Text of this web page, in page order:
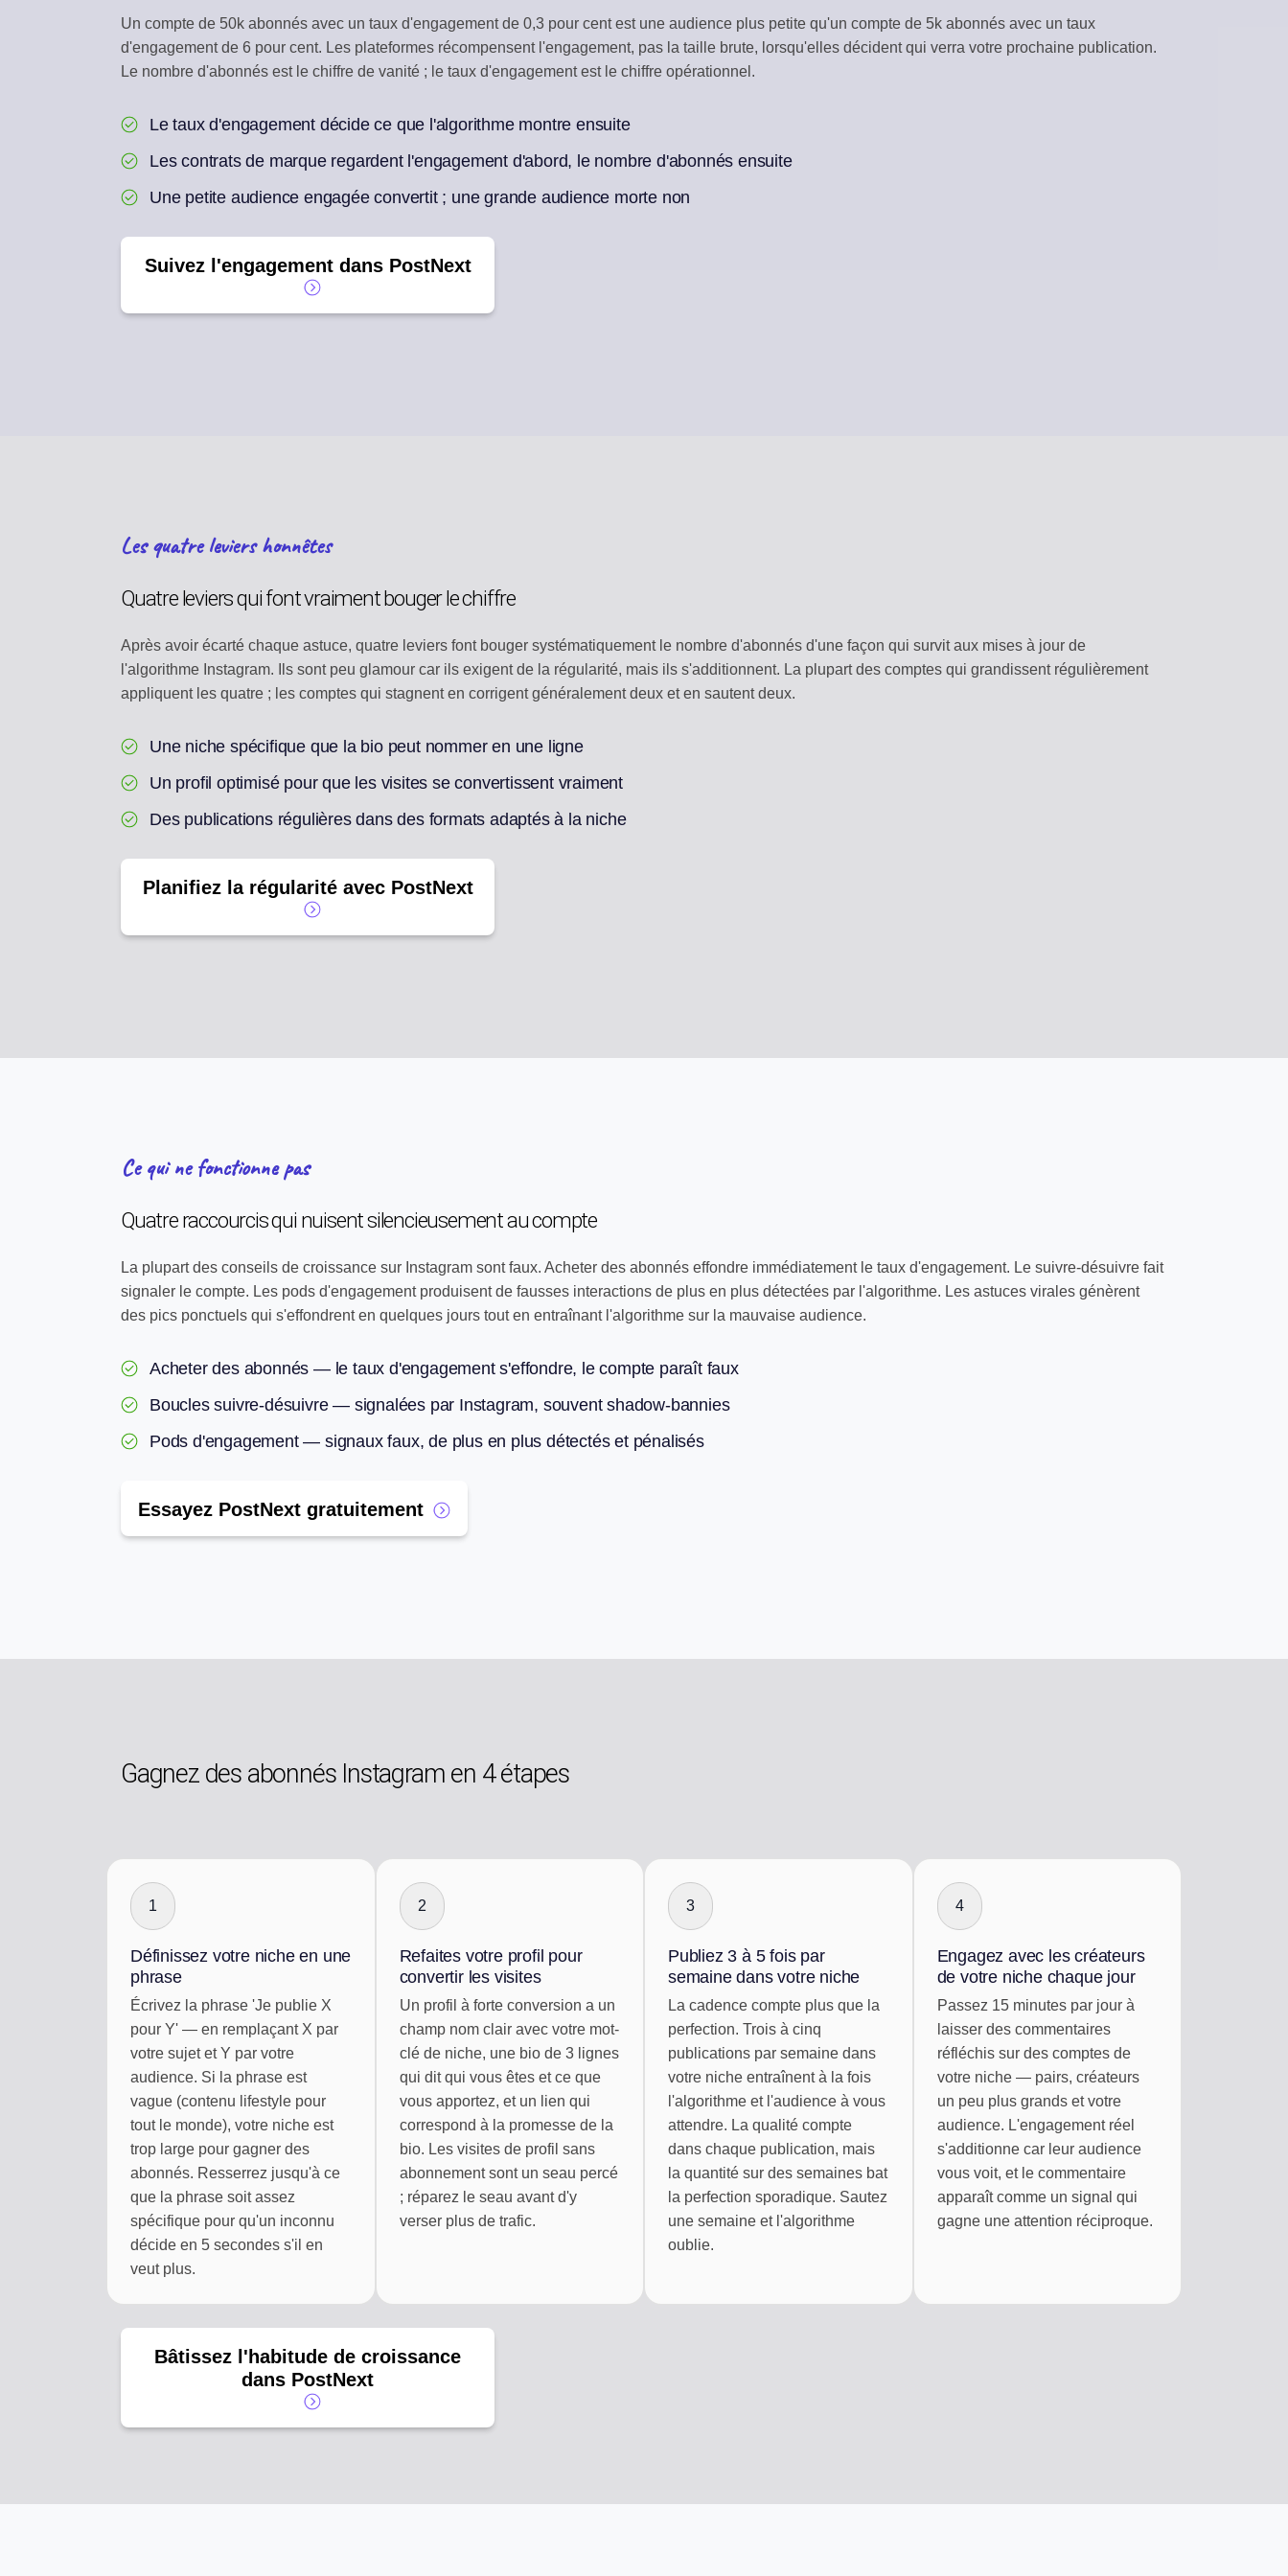
BOITE DE RECEPTION DES INTERACTIONS
Repondez aux commentaires sociaux
CURATION DE CONTENU
Brouillons automatiques depuis vos flux RSS
Un article en une semaine de publications
Un compte de 50k abonnés avec un taux d'engagement de 0,3 pour cent est une audience plus petite qu'un compte de 5k abonnés avec un taux
d'engagement de 6 pour cent. Les plateformes récompensent l'engagement, pas la taille brute, lorsqu'elles décident qui verra votre prochaine publication.
Le nombre d'abonnés est le chiffre de vanité ; le taux d'engagement est le chiffre opérationnel.
Le taux d'engagement décide ce que l'algorithme montre ensuite
Les contrats de marque regardent l'engagement d'abord, le nombre d'abonnés ensuite
Une petite audience engagée convertit ; une grande audience morte non
Suivez l'engagement dans PostNext
Les quatre leviers honnêtes
Quatre leviers qui font vraiment bouger le chiffre
Après avoir écarté chaque astuce, quatre leviers font bouger systématiquement le nombre d'abonnés d'une façon qui survit aux mises à jour de
l'algorithme Instagram. Ils sont peu glamour car ils exigent de la régularité, mais ils s'additionnent. La plupart des comptes qui grandissent régulièrement
appliquent les quatre ; les comptes qui stagnent en corrigent généralement deux et en sautent deux.
Une niche spécifique que la bio peut nommer en une ligne
Un profil optimisé pour que les visites se convertissent vraiment
Des publications régulières dans des formats adaptés à la niche
Planifiez la régularité avec PostNext
Ce qui ne fonctionne pas
Quatre raccourcis qui nuisent silencieusement au compte
La plupart des conseils de croissance sur Instagram sont faux. Acheter des abonnés effondre immédiatement le taux d'engagement. Le suivre-désuivre fait
signaler le compte. Les pods d'engagement produisent de fausses interactions de plus en plus détectées par l'algorithme. Les astuces virales génèrent
des pics ponctuels qui s'effondrent en quelques jours tout en entraînant l'algorithme sur la mauvaise audience.
Acheter des abonnés — le taux d'engagement s'effondre, le compte paraît faux
Boucles suivre-désuivre — signalées par Instagram, souvent shadow-bannies
Pods d'engagement — signaux faux, de plus en plus détectés et pénalisés
Essayez PostNext gratuitement
Gagnez des abonnés Instagram en 4 étapes
1
Définissez votre niche en une
phrase
Écrivez la phrase 'Je publie X
pour Y' — en remplaçant X par
votre sujet et Y par votre
audience. Si la phrase est
vague (contenu lifestyle pour
tout le monde), votre niche est
trop large pour gagner des
abonnés. Resserrez jusqu'à ce
que la phrase soit assez
spécifique pour qu'un inconnu
décide en 5 secondes s'il en
veut plus.
2
Refaites votre profil pour
convertir les visites
Un profil à forte conversion a un
champ nom clair avec votre mot-
clé de niche, une bio de 3 lignes
qui dit qui vous êtes et ce que
vous apportez, et un lien qui
correspond à la promesse de la
bio. Les visites de profil sans
abonnement sont un seau percé
; réparez le seau avant d'y
verser plus de trafic.
3
Publiez 3 à 5 fois par
semaine dans votre niche
La cadence compte plus que la
perfection. Trois à cinq
publications par semaine dans
votre niche entraînent à la fois
l'algorithme et l'audience à vous
attendre. La qualité compte
dans chaque publication, mais
la quantité sur des semaines bat
la perfection sporadique. Sautez
une semaine et l'algorithme
oublie.
4
Engagez avec les créateurs
de votre niche chaque jour
Passez 15 minutes par jour à
laisser des commentaires
réfléchis sur des comptes de
votre niche — pairs, créateurs
un peu plus grands et votre
audience. L'engagement réel
s'additionne car leur audience
vous voit, et le commentaire
apparaît comme un signal qui
gagne une attention réciproque.
Bâtissez l'habitude de croissance
dans PostNext